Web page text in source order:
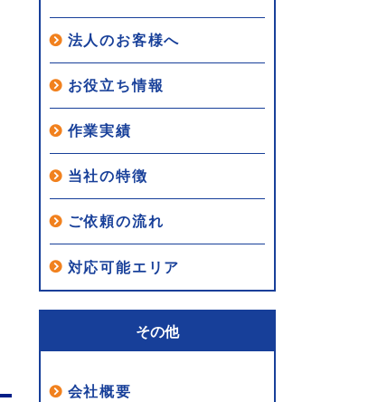
法人のお客様へ
お役立ち情報
作業実績
当社の特徴
ご依頼の流れ
対応可能エリア
その他
会社概要